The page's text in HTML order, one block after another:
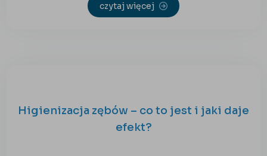
czytaj więcej
Higienizacja zębów – co to jest i jaki daje
efekt?